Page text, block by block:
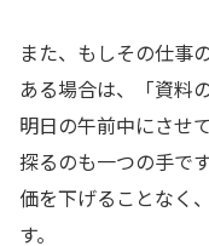
また、もしその仕事
ある場合は、「資料
明日の午前中にさせ
探るのも一つの手で
価を下げることなく
す。